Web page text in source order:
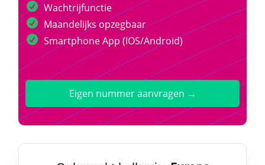
Wachtrijfunctie
Maandelijks opzegbaar
Smartphone App (IOS/Android)
Eigen nummer aanvragen →